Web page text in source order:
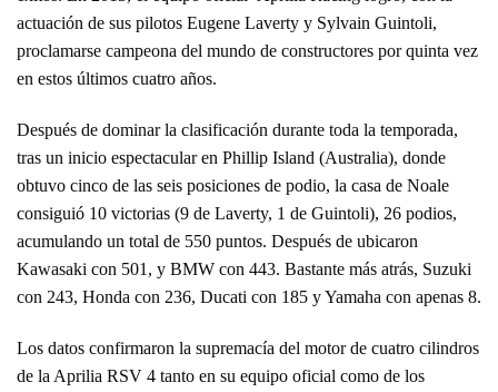
actuación de sus pilotos Eugene Laverty y Sylvain Guintoli,
proclamarse campeona del mundo de constructores por quinta vez
en estos últimos cuatro años.
Después de dominar la clasificación durante toda la temporada,
tras un inicio espectacular en Phillip Island (Australia), donde
obtuvo cinco de las seis posiciones de podio, la casa de Noale
consiguió 10 victorias (9 de Laverty, 1 de Guintoli), 26 podios,
acumulando un total de 550 puntos. Después de ubicaron
Kawasaki con 501, y BMW con 443. Bastante más atrás, Suzuki
con 243, Honda con 236, Ducati con 185 y Yamaha con apenas 8.
Los datos confirmaron la supremacía del motor de cuatro cilindros
de la Aprilia RSV 4 tanto en su equipo oficial como de los